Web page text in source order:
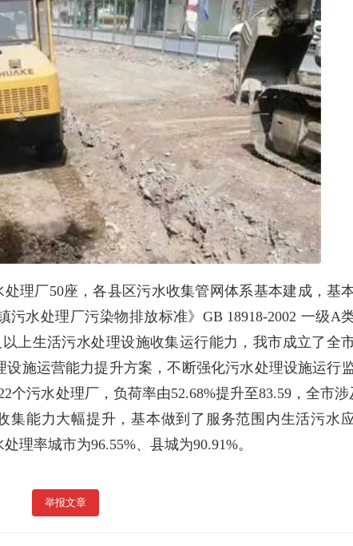
理厂50座，各县区污水收集管网体系基本建成，基
水处理厂污染物排放标准》GB 18918-2002 一级A
上生活污水处理设施收集运行能力，我市成立了全
施运营能力提升方案，不断强化污水处理设施运行监
个污水处理厂，负荷率由52.68%提升至83.59，全市涉
集能力大幅提升，基本做到了服务范围内生活污水
理率城市为96.55%、县城为90.91%。
举报文章